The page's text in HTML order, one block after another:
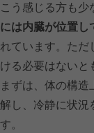
こう感じる方も少
には内臓が位置し
れています。ただ
ける必要はないと
まずは、体の構
解し、冷静に状況
す。